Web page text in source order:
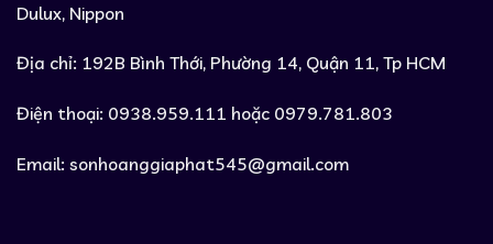
Dulux, Nippon
Địa chỉ: 192B Bình Thới, Phường 14, Quận 11, Tp HCM
Điện thoại: 0938.959.111 hoặc 0979.781.803
Email: sonhoanggiaphat545@gmail.com